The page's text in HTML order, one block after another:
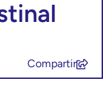
Compartir